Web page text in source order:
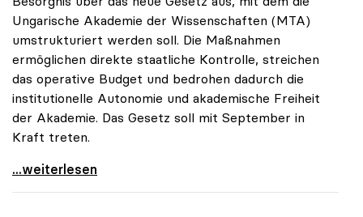
Ungarische Akademie der Wissenschaften (MTA)
umstrukturiert werden soll. Die Maßnahmen
ermöglichen direkte staatliche Kontrolle, streichen
das operative Budget und bedrohen dadurch die
institutionelle Autonomie und akademische Freiheit
der Akademie. Das Gesetz soll mit September in
Kraft treten.
Dringender Rektorenappell an Ungarns Regierung
...weiterlesen